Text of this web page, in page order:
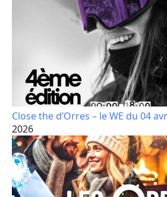
Close the d’Orres – le WE du 04
2026